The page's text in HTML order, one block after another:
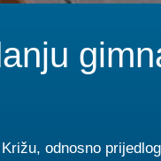
odnosno